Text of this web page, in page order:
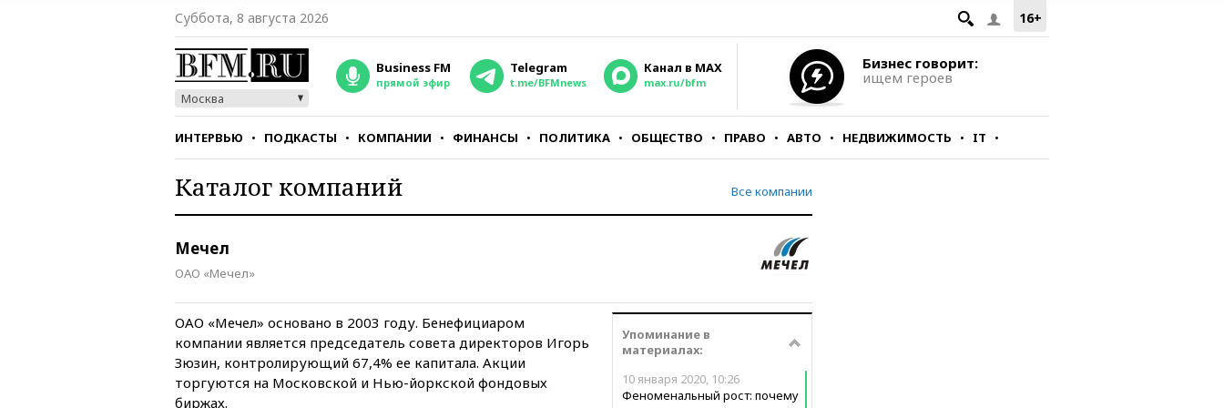
16+
Суббота, 8 августа 2026
Москва
Business FM
прямой эфир
Telegram
t.me/BFMnews
Канал в MAX
max.ru/bfm
Бизнес говорит:
ищем героев
ИНТЕРВЬЮ ПОДКАСТЫ КОМПАНИИ ФИНАНСЫ ПОЛИТИКА ОБЩЕСТВО ПРАВО АВТО НЕДВИЖИМОСТЬ IT
СТИЛЬ ТЕСТЫ
Каталог компаний Все компании
Мечел
ОАО «Мечел»
Упоминание в
материалах:
10 января 2020, 10:26
Феноменальный рост: почему
ОАО «Мечел» основано в 2003 году. Бенефициаром
компании является председатель совета директоров Игорь
Зюзин, контролирующий 67,4% ее капитала. Акции
торгуются на Московской и Нью-йоркской фондовых
биржах.